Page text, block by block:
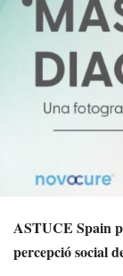
ASTUCE Spain
percepció social